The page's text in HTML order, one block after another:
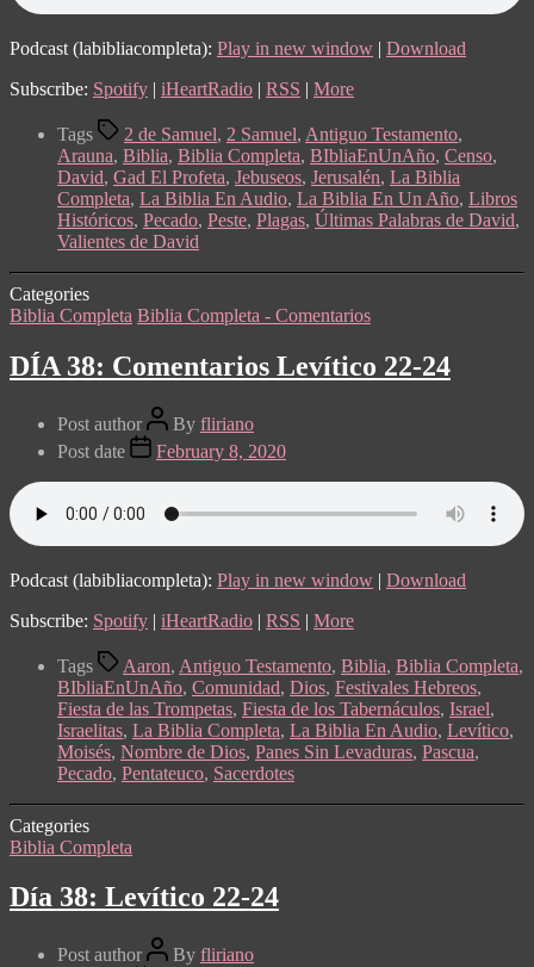
Podcast (labibliacompleta): Play in new window | Download
Subscribe: Spotify | iHeartRadio | RSS | More
Tags 2 de Samuel, 2 Samuel, Antiguo Testamento,
Arauna, Biblia, Biblia Completa, BIbliaEnUnAño, Censo,
David, Gad El Profeta, Jebuseos, Jerusalén, La Biblia
Completa, La Biblia En Audio, La Biblia En Un Año, Libros
Históricos, Pecado, Peste, Plagas, Últimas Palabras de David,
Valientes de David
Categories
Biblia Completa Biblia Completa - Comentarios
DÍA 38: Comentarios Levítico 22-24
Post author By fliriano
Post date
February 8, 2020
Podcast (labibliacompleta): Play in new window | Download
Subscribe: Spotify | iHeartRadio | RSS | More
Tags Aaron, Antiguo Testamento, Biblia, Biblia Completa,
BIbliaEnUnAño, Comunidad, Dios, Festivales Hebreos,
Fiesta de las Trompetas, Fiesta de los Tabernáculos, Israel,
Israelitas, La Biblia Completa, La Biblia En Audio, Levítico,
Moisés, Nombre de Dios, Panes Sin Levaduras, Pascua,
Pecado, Pentateuco, Sacerdotes
Categories
Biblia Completa
Día 38: Levítico 22-24
Post author By fliriano